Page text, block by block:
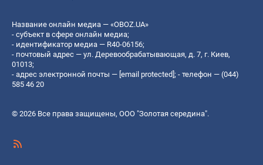
Название онлайн медиа — «OBOZ.UA»
- субъект в сфере онлайн медиа;
- идентификатор медиа — R40-06156;
- почтовый адрес — ул. Деревообрабатывающая, д. 7, г. Киев,
01013;
- адрес электронной почты — [email protected]; - телефон — (044)
585 46 20
© 2026 Все права защищены, ООО "Золотая середина".